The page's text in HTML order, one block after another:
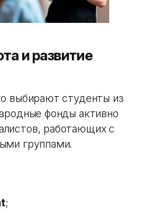
и развитие
выбирают студенты из
фонды активно
работающих с
группами.
;